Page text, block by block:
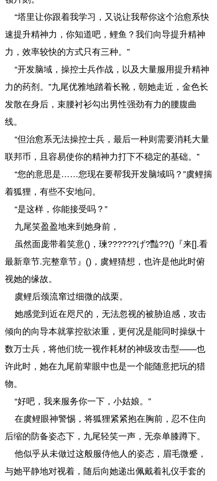
“塔里让你跟着我学习，又说让我帮你这个治愈系快
速提升精神力，你知道吧，鲤鱼？我们向导提升精神
力，效率较快的方式只有三种。”
“开发脑域，操控士兵作战，以及大量服用提升精神
力的药剂。”九尾优雅地踏着长靴，朝她走近，金色长
发散在身后，束腰衬衫勾出男性强劲有力的腰腹曲
线。
“但治愈系无法操控士兵，最后一种则需要消耗大量
联邦币，且容易使你的精神力打下不稳定的基础。”
“您的意思是……您现在要帮我开发脑域吗？”虞鲤揣
着狐狸，有些不安地问。
“是这样，你能接受吗？”
九尾笑盈盈地来到她身前，
虽然面庞带着笑意()，瑓??????げ?豔??()『来[].看
最新章节.完整章节』()，虞鲤猜想，也许是他此时俯
视她的缘故。
虞鲤后颈流窜过细微的战栗。
她感觉到近在咫尺的，无法忽视的被胁迫感，攻击
倾向的向导本就掌控欲浓重，更何况是能同时操纵十
数万士兵，将他们统一视作耗材的神级攻击型——也
许此时，她在九尾前辈眼中也是一个能随意把玩的猎
物。
“好吧，我来服务你一下，小姑娘。”
在虞鲤眼神警惕，将狐狸紧紧抱在胸前，忍不住向
后缩的防备姿态下，九尾轻笑一声，无奈单膝蹲下。
他似乎从未做过这般服侍他人的姿态，眉毛微蹙，
与她平静地对视着，随后向她递出佩戴着礼仪手套的